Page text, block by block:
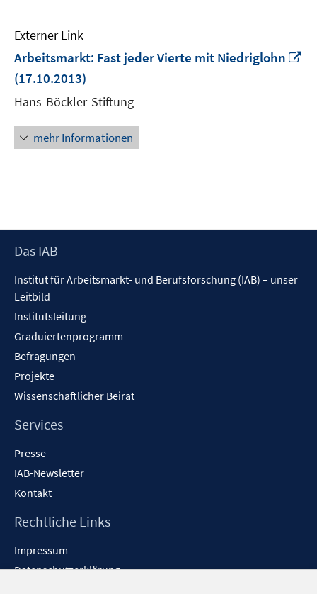
Externer Link
Arbeitsmarkt: Fast jeder Vierte mit Niedriglohn
(17.10.2013)
Hans-Böckler-Stiftung
mehr Informationen
Footer
Das IAB
Institut für Arbeitsmarkt- und Berufsforschung (IAB) – unser
Leitbild
Institutsleitung
Graduiertenprogramm
Befragungen
Projekte
Wissenschaftlicher Beirat
Services
Presse
IAB-Newsletter
Kontakt
Rechtliche Links
Impressum
Datenschutzerklärung